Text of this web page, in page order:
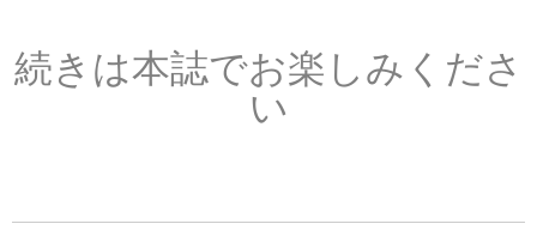
続きは本誌でお楽しみくださ
い